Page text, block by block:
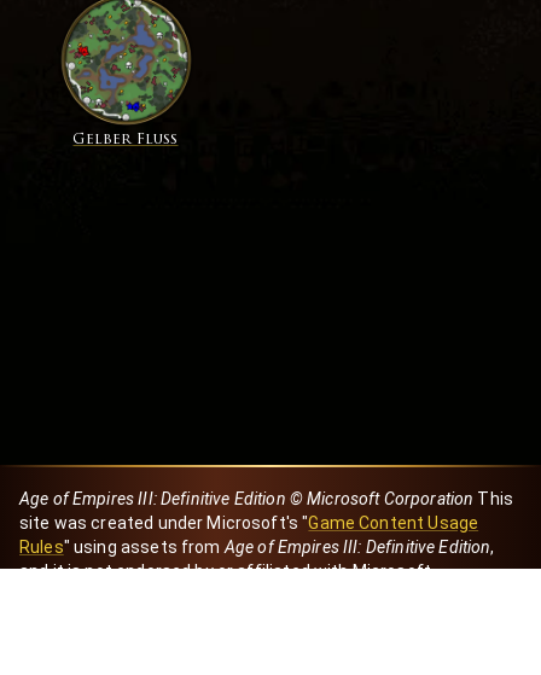
Gelber Fluss
Age of Empires III: Definitive Edition © Microsoft Corporation This
site was created under Microsoft's "Game Content Usage
Rules" using assets from Age of Empires III: Definitive Edition,
and it is not endorsed by or affiliated with Microsoft.